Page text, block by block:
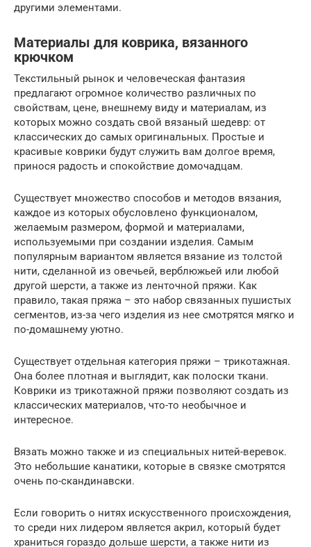
другими элементами.
Материалы для коврика, вязанного
крючком
Текстильный рынок и человеческая фантазия
предлагают огромное количество различных по
свойствам, цене, внешнему виду и материалам, из
которых можно создать свой вязаный шедевр: от
классических до самых оригинальных. Простые и
красивые коврики будут служить вам долгое время,
принося радость и спокойствие домочадцам.
Существует множество способов и методов вязания,
каждое из которых обусловлено функционалом,
желаемым размером, формой и материалами,
используемыми при создании изделия. Самым
популярным вариантом является вязание из толстой
нити, сделанной из овечьей, верблюжьей или любой
другой шерсти, а также из ленточной пряжи. Как
правило, такая пряжа – это набор связанных пушистых
сегментов, из-за чего изделия из нее смотрятся мягко и
по-домашнему уютно.
Существует отдельная категория пряжи – трикотажная.
Она более плотная и выглядит, как полоски ткани.
Коврики из трикотажной пряжи позволяют создать из
классических материалов, что-то необычное и
интересное.
Вязать можно также и из специальных нитей-веревок.
Это небольшие канатики, которые в связке смотрятся
очень по-скандинавски.
Если говорить о нитях искусственного происхождения,
то среди них лидером является акрил, который будет
храниться гораздо дольше шерсти, а также нити из